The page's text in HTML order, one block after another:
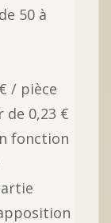
50 à
/ pièce
0,23 €
fonction